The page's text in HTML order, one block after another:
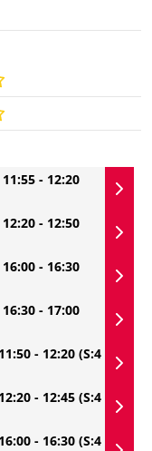
- 12:20
- 12:50
- 16:30
- 17:00
- 12:20 (S:4
- 12:45 (S:4
- 16:30 (S:4